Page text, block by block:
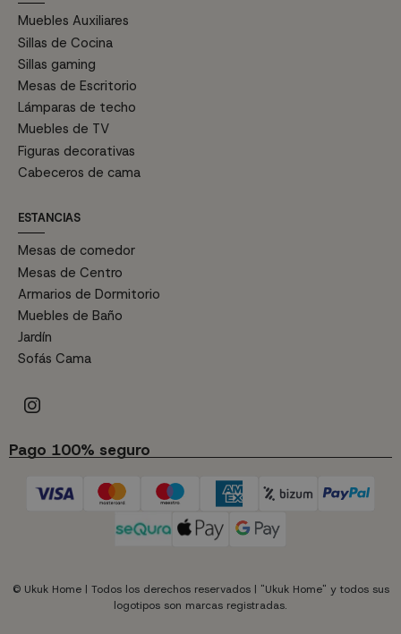
Muebles Auxiliares
Sillas de Cocina
Sillas gaming
Mesas de Escritorio
Lámparas de techo
Muebles de TV
Figuras decorativas
Cabeceros de cama
ESTANCIAS
Mesas de comedor
Mesas de Centro
Armarios de Dormitorio
Muebles de Baño
Jardín
Sofás Cama
Pago 100% seguro
© Ukuk Home | Todos los derechos reservados | "Ukuk Home" y todos sus
logotipos son marcas registradas.